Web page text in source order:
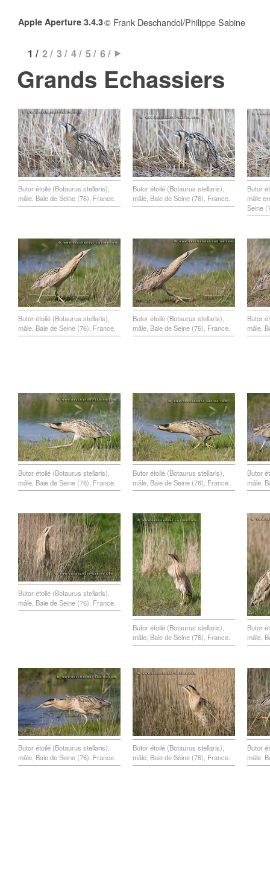
Apple Aperture 3.4.3© Frank Deschandol/Philippe Sabine
1 / 2 / 3 / 4 / 5 / 6 /
Grands Echassiers
Butor étoilé (Botaurus stellaris),
mâle, Baie de Seine (76), France.
Butor étoilé (Botaurus stellaris),
mâle, Baie de Seine (76), France.
Butor
mâle
Seine
Butor étoilé (Botaurus stellaris),
mâle, Baie de Seine (76), France.
Butor étoilé (Botaurus stellaris),
mâle, Baie de Seine (76), France.
Butor
mâle,
Butor étoilé (Botaurus stellaris),
mâle, Baie de Seine (76), France.
Butor étoilé (Botaurus stellaris),
mâle, Baie de Seine (76), France.
Butor
mâle,
Butor étoilé (Botaurus stellaris),
mâle, Baie de Seine (76), France.
Butor étoilé (Botaurus stellaris),
mâle, Baie de Seine (76), France.
Butor
mâle,
Butor étoilé (Botaurus stellaris),
mâle, Baie de Seine (76), France.
Butor étoilé (Botaurus stellaris),
mâle, Baie de Seine (76), France.
Butor
mâle,